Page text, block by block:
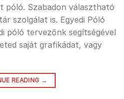
póló. Szabadon választható
szolgálat is. Egyedi Póló
póló tervezőnk segítségével
saját grafikádat, vagy
READING →